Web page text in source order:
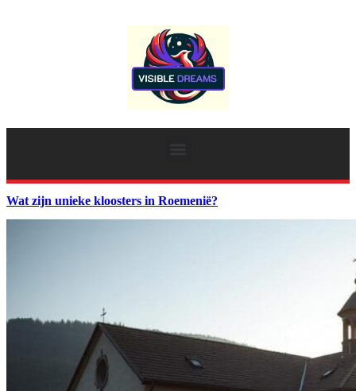
Wat zijn unieke kloosters in Roemenië?